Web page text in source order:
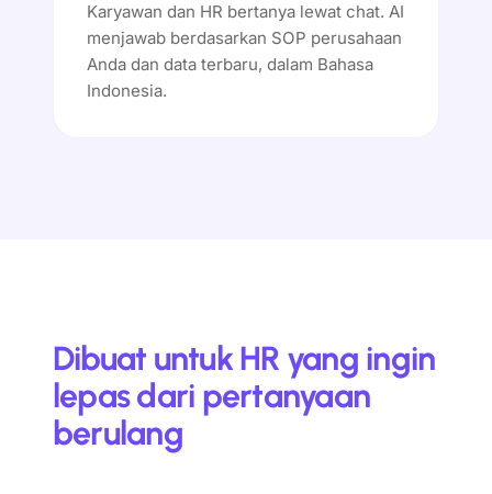
Karyawan dan HR bertanya lewat chat. AI
menjawab berdasarkan SOP perusahaan
Anda dan data terbaru, dalam Bahasa
Indonesia.
Dibuat untuk HR yang ingin
lepas dari pertanyaan
berulang